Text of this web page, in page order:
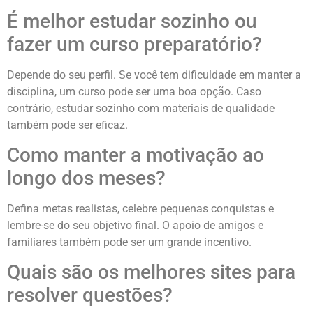
É melhor estudar sozinho ou
fazer um curso preparatório?
Depende do seu perfil. Se você tem dificuldade em manter a
disciplina, um curso pode ser uma boa opção. Caso
contrário, estudar sozinho com materiais de qualidade
também pode ser eficaz.
Como manter a motivação ao
longo dos meses?
Defina metas realistas, celebre pequenas conquistas e
lembre-se do seu objetivo final. O apoio de amigos e
familiares também pode ser um grande incentivo.
Quais são os melhores sites para
resolver questões?